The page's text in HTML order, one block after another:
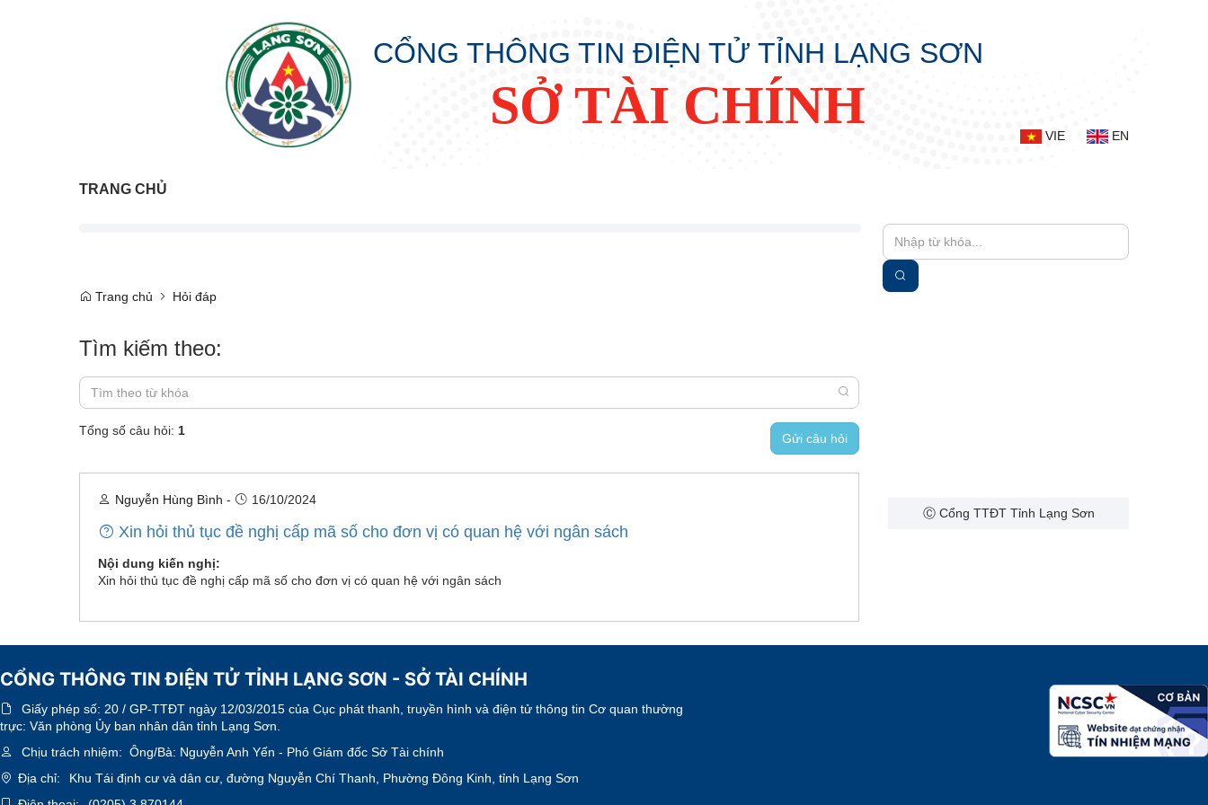
CỔNG THÔNG TIN ĐIỆN TỬ TỈNH LẠNG SƠN
SỞ TÀI CHÍNH
VIE EN
TRANG CHỦ
Trang chủ Hỏi đáp
Tìm kiếm theo:
Tổng số câu hỏi: 1
Gửi câu hỏi
Nguyễn Hùng Bình - 16/10/2024
Xin hỏi thủ tục đề nghị cấp mã số cho đơn vị có quan hệ với ngân sách
Nội dung kiến nghị:
Xin hỏi thủ tục đề nghị cấp mã số cho đơn vị có quan hệ với ngân sách
Ⓒ Cổng TTĐT Tỉnh Lạng Sơn
CỔNG THÔNG TIN ĐIỆN TỬ TỈNH LẠNG SƠN - SỞ TÀI CHÍNH
Giấy phép số: 20 / GP-TTĐT ngày 12/03/2015 của Cục phát thanh, truyền hình và điện tử thông tin Cơ quan thường
trực: Văn phòng Ủy ban nhân dân tỉnh Lạng Sơn.
Chịu trách nhiệm: Ông/Bà: Nguyễn Anh Yến - Phó Giám đốc Sở Tài chính
Địa chỉ:
Khu Tái định cư và dân cư, đường Nguyễn Chí Thanh, Phường Đông Kinh, tỉnh Lạng Sơn